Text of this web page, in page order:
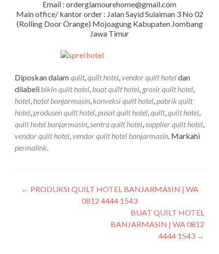
Email : orderglamourehome@gmail.com
Main office/ kantor order : Jalan Sayid Sulaiman 3 No 02
(Rolling Door Orange) Mojoagung Kabupaten Jombang
Jawa Timur
Diposkan dalamquilt,quilt hotel,vendor quilt hoteldan
dilabeli bikin quilt hotel, buat quilt hotel, grosir quilt hotel,
hotel, hotel banjarmasin, konveksi quilt hotel,pabrik quilt
hotel,produsen quilt hotel,pusat quilt hotel,quilt,quilt hotel,
quilt hotel banjarmasin,sentra quilt hotel,supplier quilt hotel,
vendor quilt hotel,vendor quilt hotel banjarmasin. Markahi
permalink.
← PRODUKSI QUILT HOTEL BANJARMASIN | WA
0812 4444 1543
BUAT QUILT HOTEL
BANJARMASIN | WA 0812
4444 1543 →